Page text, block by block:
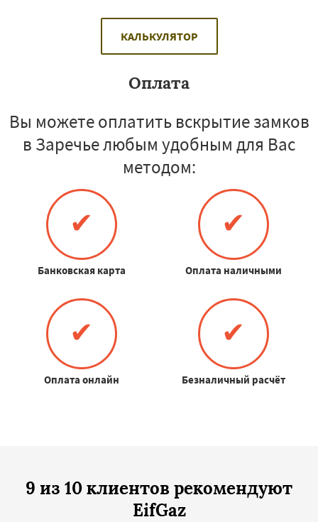
КАЛЬКУЛЯТОР
Оплата
Вы можете оплатить вскрытие замков
в Заречье любым удобным для Вас
методом:
✔
Банковская карта
✔
Оплата наличными
✔
Оплата онлайн
✔
Безналичный расчёт
9 из 10 клиентов рекомендуют
EifGaz